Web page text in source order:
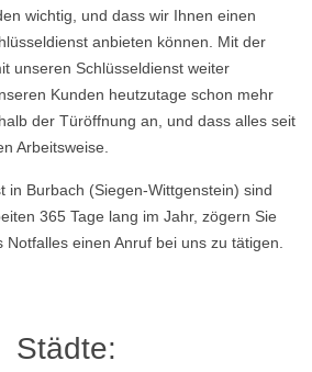
wichtig, und dass wir Ihnen einen
anbieten können. Mit der
unseren Schlüsseldienst weiter
Kunden heutzutage schon mehr
der Türöffnung an, und dass alles seit
Arbeitsweise.
in Burbach (Siegen-Wittgenstein) sind
365 Tage lang im Jahr, zögern Sie
einen Anruf bei uns zu tätigen.
Städte: